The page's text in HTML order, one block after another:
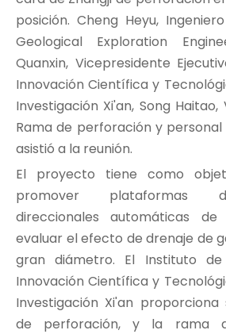
posición. Cheng Heyu,
Geological Exploration
Quanxin, Vicepresidente
Innovación Científica y
Investigación Xi'an, Song
Rama de perforación y
asistió a la reunión.
El proyecto tiene como
promover plataformas
direccionales automáticas
evaluar el efecto de drenaje de
gran diámetro. El Instituto de
Innovación Científica y
Investigación Xi'an proporciona
de perforación, y la rama